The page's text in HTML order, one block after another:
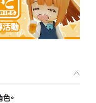
。